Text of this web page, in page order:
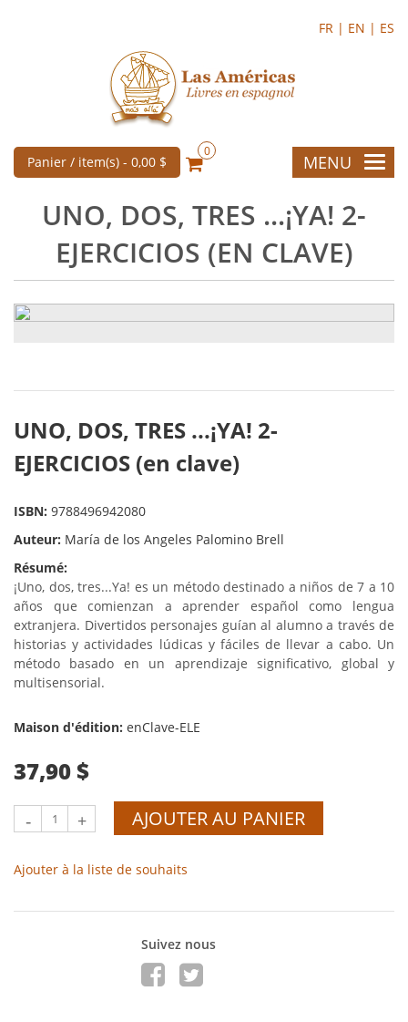
FR | EN | ES
Panier / item(s) - 0,00 $
0
MENU
UNO, DOS, TRES ...¡YA! 2-
EJERCICIOS (EN CLAVE)
UNO, DOS, TRES ...¡YA! 2-
EJERCICIOS (en clave)
ISBN: 9788496942080
Auteur: María de los Angeles Palomino Brell
Résumé:
¡Uno, dos, tres...Ya! es un método destinado a niños de 7 a 10
años que comienzan a aprender español como lengua
extranjera. Divertidos personajes guían al alumno a través de
historias y actividades lúdicas y fáciles de llevar a cabo. Un
método basado en un aprendizaje significativo, global y
multisensorial.
Maison d'édition: enClave-ELE
37,90 $
- + AJOUTER AU PANIER
Ajouter à la liste de souhaits
Suivez nous